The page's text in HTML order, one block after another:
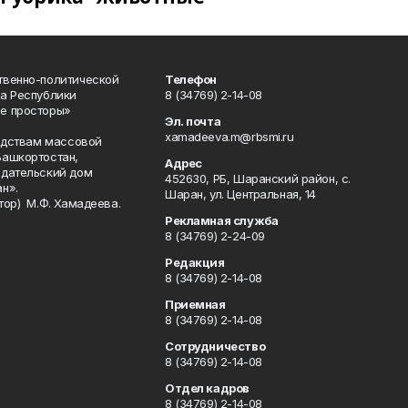
политической
Республики
просторы»
массовой
дом
М.Ф. Хамадеева.
Телефон
8 (34769) 2-14-08
Эл. почта
xamadeeva.m@rbsmi.ru
Адрес
452630, РБ, Шаранский район, с.
Шаран, ул. Центральная, 14
Рекламная служба
8 (34769) 2-24-09
Редакция
8 (34769) 2-14-08
Приемная
8 (34769) 2-14-08
Сотрудничество
8 (34769) 2-14-08
Отдел кадров
8 (34769) 2-14-08